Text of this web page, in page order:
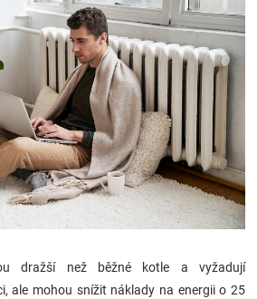
dražší než běžné kotle a vyžadují
ale mohou snížit náklady na energii o 25